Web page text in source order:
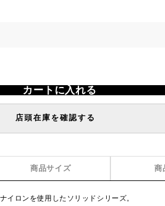
カートに入れる
店頭在庫を確認する
商品サイズ 商
イロンを使用したソリッドシリーズ。